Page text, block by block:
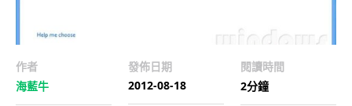
作者
海藍牛
發佈日期
2012-08-18
閱讀時間
2分鐘